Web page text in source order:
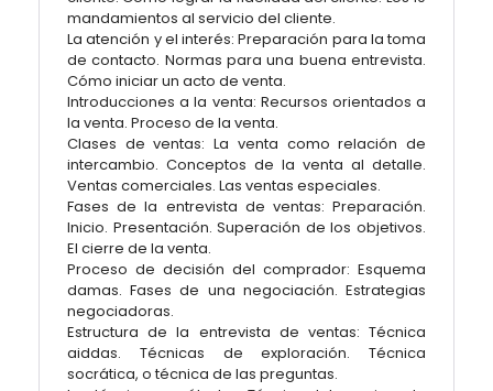
mandamientos al servicio del cliente.
La atención y el interés: Preparación para la toma
de contacto. Normas para una buena entrevista.
Cómo iniciar un acto de venta.
Introducciones a la venta: Recursos orientados a
la venta. Proceso de la venta.
Clases de ventas: La venta como relación de
intercambio. Conceptos de la venta al detalle.
Ventas comerciales. Las ventas especiales.
Fases de la entrevista de ventas: Preparación.
Inicio. Presentación. Superación de los objetivos.
El cierre de la venta.
Proceso de decisión del comprador: Esquema
damas. Fases de una negociación. Estrategias
negociadoras.
Estructura de la entrevista de ventas: Técnica
aiddas. Técnicas de exploración. Técnica
socrática, o técnica de las preguntas.